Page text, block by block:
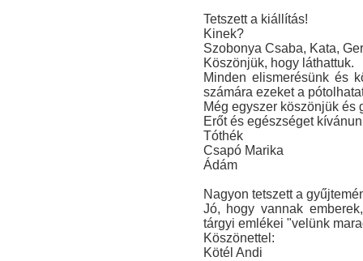
Tetszett a kiállítás!
Kinek?
Szobonya Csaba, Kata,
Köszönjük, hogy láthattuk.
Minden elismerésünk és
számára ezeket a
Még egyszer köszönjük és
Erőt és egészséget
Tóthék
Csapó Marika
Ádám
Nagyon tetszett a
Jó, hogy vannak
tárgyi emlékei "velünk
Köszönettel:
Kötél Andi